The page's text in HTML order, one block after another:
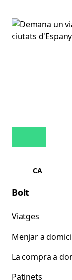
CA
Bolt
Viatges
Menjar a
La compra a
Patinets